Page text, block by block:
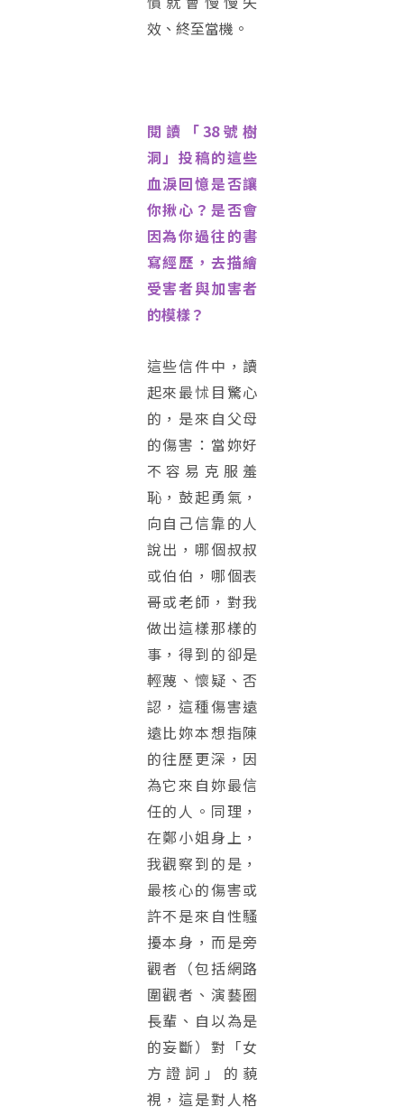
效、終至當機。
閱讀「38號樹
洞」投稿的這些
血淚回憶是否讓
你揪心？是否會
因為你過往的書
寫經歷，去描繪
受害者與加害者
的模樣？
這些信件中，讀
起來最怵目驚心
的，是來自父母
的傷害：當妳好
不容易克服羞
恥，鼓起勇氣，
向自己信靠的人
說出，哪個叔叔
或伯伯，哪個表
哥或老師，對我
做出這樣那樣的
事，得到的卻是
輕蔑、懷疑、否
認，這種傷害遠
遠比妳本想指陳
的往歷更深，因
為它來自妳最信
任的人。同理，
在鄭小姐身上，
我觀察到的是，
最核心的傷害或
許不是來自性騷
擾本身，而是旁
觀者（包括網路
圍觀者、演藝圈
長輩、自以為是
的妄斷）對「女
方證詞」的藐
視，這是對人格